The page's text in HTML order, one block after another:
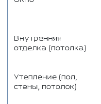
Внутренняя
отделка (потолка)
Утепление (пол,
стены, потолок)